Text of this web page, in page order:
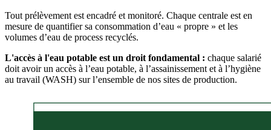
Tout prélèvement est encadré et monitoré. Chaque centrale est en
mesure de quantifier sa consommation d’eau « propre » et les
volumes d’eau de process recyclés.
L'accès à l'eau potable est un droit fondamental : chaque salarié
doit avoir un accès à l’eau potable, à l’assainissement et à l’hygiène
au travail (WASH) sur l’ensemble de nos sites de production.